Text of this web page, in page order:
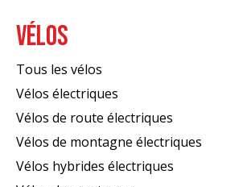
VÉLOS
Tous les vélos
Vélos électriques
Vélos de route électriques
Vélos de montagne électriques
Vélos hybrides électriques